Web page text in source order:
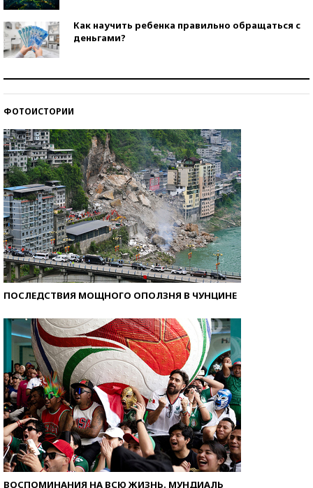
Как научить ребенка правильно обращаться с
деньгами?
ФОТОИСТОРИИ
ПОСЛЕДСТВИЯ МОЩНОГО ОПОЛЗНЯ В ЧУНЦИНЕ
ВОСПОМИНАНИЯ НА ВСЮ ЖИЗНЬ. МУНДИАЛЬ